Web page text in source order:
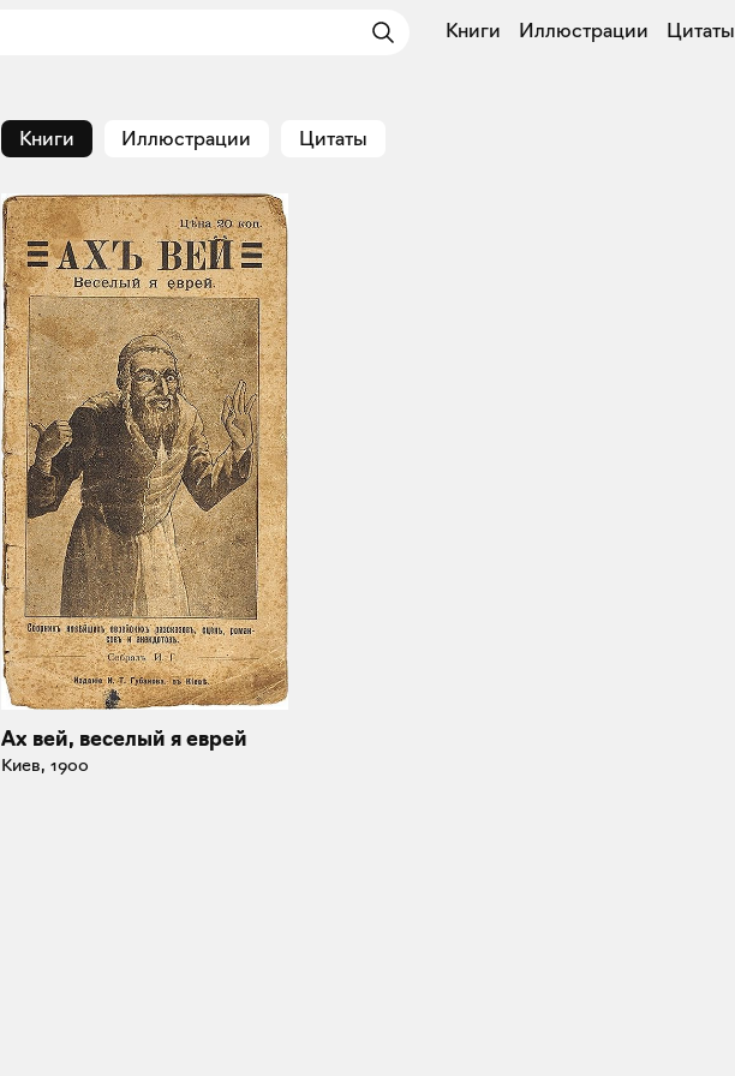
Книги Иллюстрации Цитаты
Книги Иллюстрации Цитаты
Ах вей, веселый я еврей
Киев, 1900